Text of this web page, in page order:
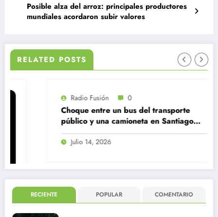
Posible alza del arroz: principales productores
mundiales acordaron subir valores
RELATED POSTS
Radio Fusión 0
Choque entre un bus del transporte
público y una camioneta en Santiago
Julio 14, 2026
RECIENTE POPULAR COMENTARIO